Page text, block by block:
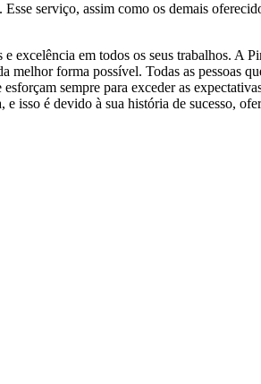
serviço, assim como os demais
excelência em todos os seus trabalhos. A
forma possível. Todas as pessoas
sempre para exceder as
isso é devido à sua história de sucesso,